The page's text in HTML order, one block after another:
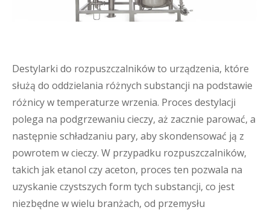
Destylarki do rozpuszczalników to urządzenia, które
służą do oddzielania różnych substancji na podstawie
różnicy w temperaturze wrzenia. Proces destylacji
polega na podgrzewaniu cieczy, aż zacznie parować, a
następnie schładzaniu pary, aby skondensować ją z
powrotem w cieczy. W przypadku rozpuszczalników,
takich jak etanol czy aceton, proces ten pozwala na
uzyskanie czystszych form tych substancji, co jest
niezbędne w wielu branżach, od przemysłu